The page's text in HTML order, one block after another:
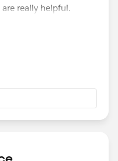
really helpful.